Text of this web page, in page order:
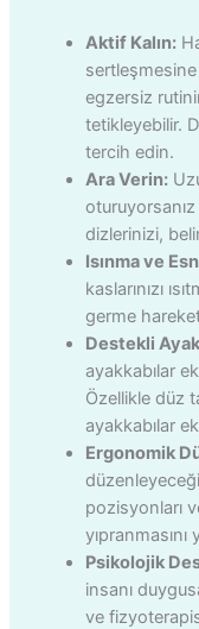
Aktif Kalın:
sertleşmesine
egzersiz
tetikleyebilir.
tercih edin.
Ara Verin:
dizlerinizi,
Isınma ve
kaslarınızı
germe
Destekli
ayakkabılar
Özellikle düz
ayakkabılar
Ergonomik
pozisyonları
yıpranmasını
Psikolojik
insanı
ve